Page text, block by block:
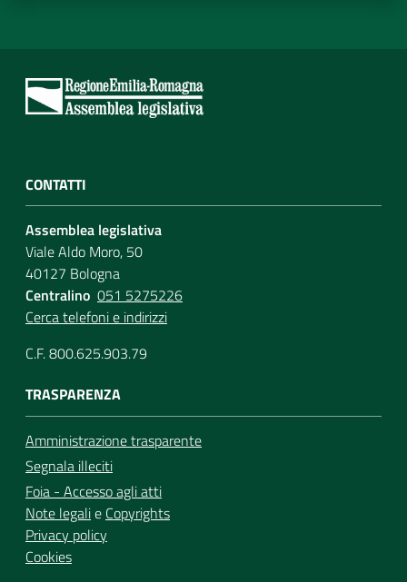
CONTATTI
Assemblea legislativa
Viale Aldo Moro, 50
40127 Bologna
Centralino 051 5275226
Cerca telefoni e indirizzi
C.F. 800.625.903.79
TRASPARENZA
Amministrazione trasparente
Segnala illeciti
Foia - Accesso agli atti
Note legalie Copyrights
Privacy policy
Cookies